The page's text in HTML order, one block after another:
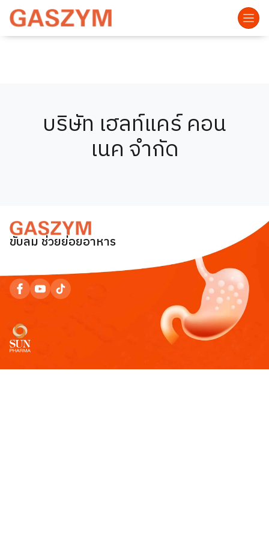
บริษัท เฮลท์แคร์ คอน
เนค จำกัด
ขับลม ช่วยย่อยอาหาร